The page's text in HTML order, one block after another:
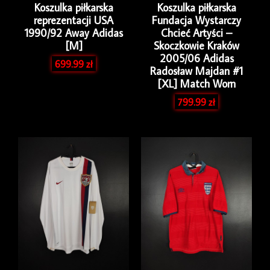
Koszulka piłkarska
reprezentacji USA
1990/92 Away Adidas
[M]
699.99zł
Koszulka piłkarska
Fundacja Wystarczy
Chcieć Artyści –
Skoczkowie Kraków
2005/06 Adidas
Radosław Majdan #1
[XL] Match Worn
799.99zł